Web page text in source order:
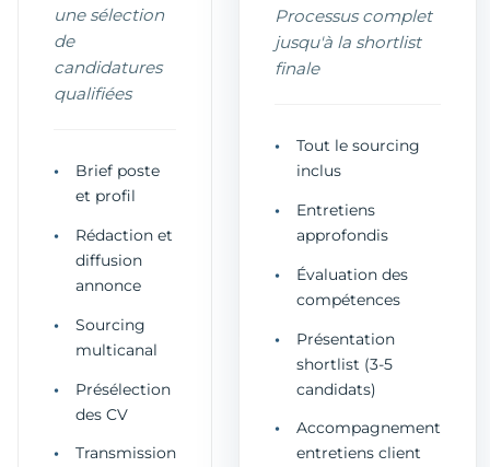
une sélection
de
candidatures
qualifiées
Brief poste
et profil
Rédaction et
diffusion
annonce
Sourcing
multicanal
Présélection
des CV
Transmission
Processus complet
jusqu'à la shortlist
finale
Tout le sourcing
inclus
Entretiens
approfondis
Évaluation des
compétences
Présentation
shortlist (3-5
candidats)
Accompagnement
entretiens client